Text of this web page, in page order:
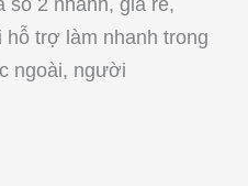
số 2 nhanh, giá rẻ,
hỗ trợ làm nhanh trong
ngoài, người